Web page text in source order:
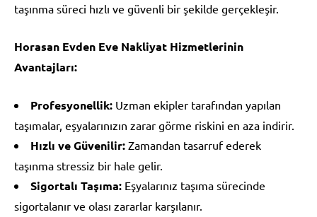
taşınma süreci hızlı ve güvenli bir şekilde gerçekleşir.
Horasan Evden Eve Nakliyat Hizmetlerinin
Avantajları:
Profesyonellik: Uzman ekipler tarafından yapılan
taşımalar, eşyalarınızın zarar görme riskini en aza indirir.
Hızlı ve Güvenilir: Zamandan tasarruf ederek
taşınma stressiz bir hale gelir.
Sigortalı Taşıma: Eşyalarınız taşıma sürecinde
sigortalanır ve olası zararlar karşılanır.